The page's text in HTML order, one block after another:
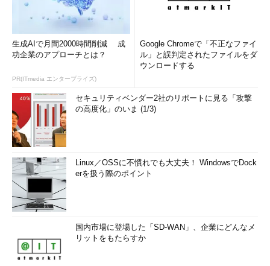
生成AIで月間2000時間削減 成
功企業のアプローチとは？
PR(ITmedia エンタープライズ)
Google Chromeで「不正なファイ
ル」と誤判定されたファイルをダ
ウンロードする
セキュリティベンダー2社のリポートに見る「攻撃
の高度化」のいま (1/3)
Linux／OSSに不慣れでも大丈夫！ WindowsでDock
erを扱う際のポイント
国内市場に登場した「SD-WAN」、企業にどんなメ
リットをもたらすか